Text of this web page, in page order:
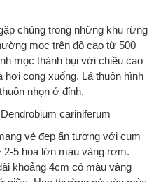
chúng trong những khu rừng
mọc trên độ cao từ 500
mọc thành bụi với chiều cao
cong xuống. Lá thuôn hình
nhọn ở đỉnh.
vẻ đẹp ấn tượng với cụm
2-5 hoa lớn màu vàng rơm.
khoảng 4cm có màu vàng